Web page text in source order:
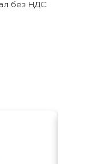
без НДС